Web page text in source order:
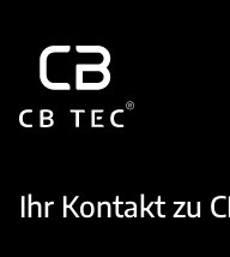
Ihr Kontakt zu